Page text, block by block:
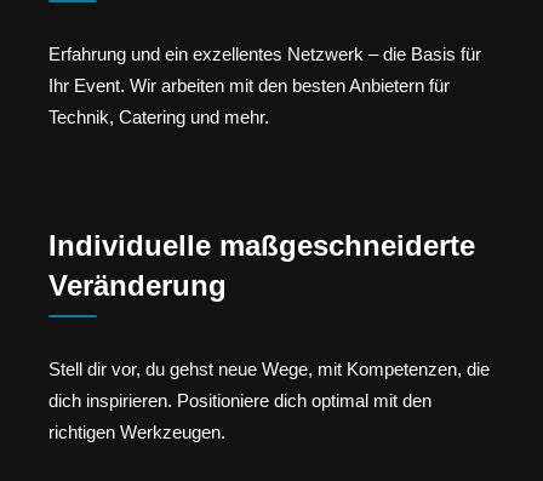
Erfahrung und ein exzellentes Netzwerk – die Basis für
Ihr Event. Wir arbeiten mit den besten Anbietern für
Technik, Catering und mehr.
Individuelle maßgeschneiderte
Veränderung
Stell dir vor, du gehst neue Wege, mit Kompetenzen, die
dich inspirieren. Positioniere dich optimal mit den
richtigen Werkzeugen.